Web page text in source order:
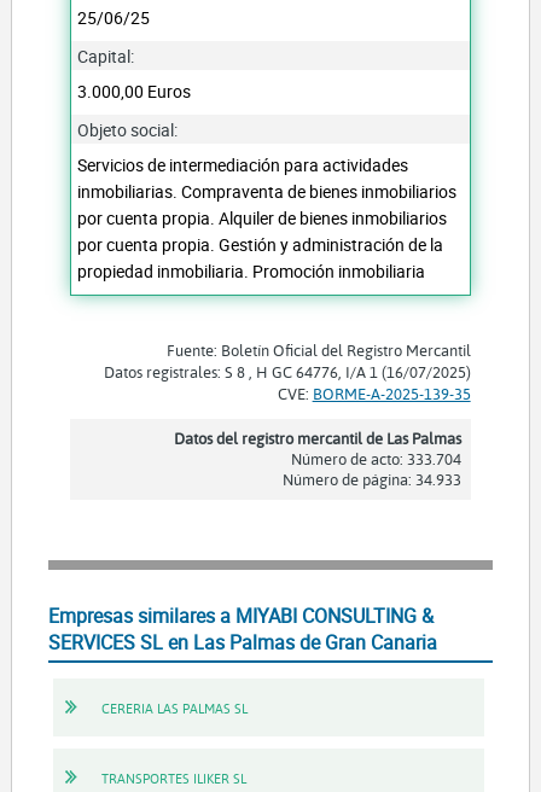
25/06/25
Capital:
3.000,00 Euros
Objeto social:
Servicios de intermediación para actividades
inmobiliarias. Compraventa de bienes inmobiliarios
por cuenta propia. Alquiler de bienes inmobiliarios
por cuenta propia. Gestión y administración de la
propiedad inmobiliaria. Promoción inmobiliaria
Fuente: Boletín Oficial del Registro Mercantil
Datos registrales: S 8 , H GC 64776, I/A 1 (16/07/2025)
CVE: BORME-A-2025-139-35
Datos del registro mercantil de Las Palmas
Número de acto: 333.704
Número de página: 34.933
Empresas similares a MIYABI CONSULTING &
SERVICES SL en Las Palmas de Gran Canaria
CERERIA LAS PALMAS SL
TRANSPORTES ILIKER SL